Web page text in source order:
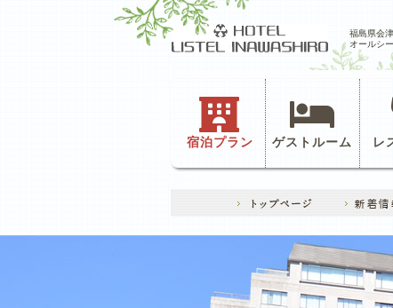
福島県会
オールシ
宿泊プラン ゲストルーム レ